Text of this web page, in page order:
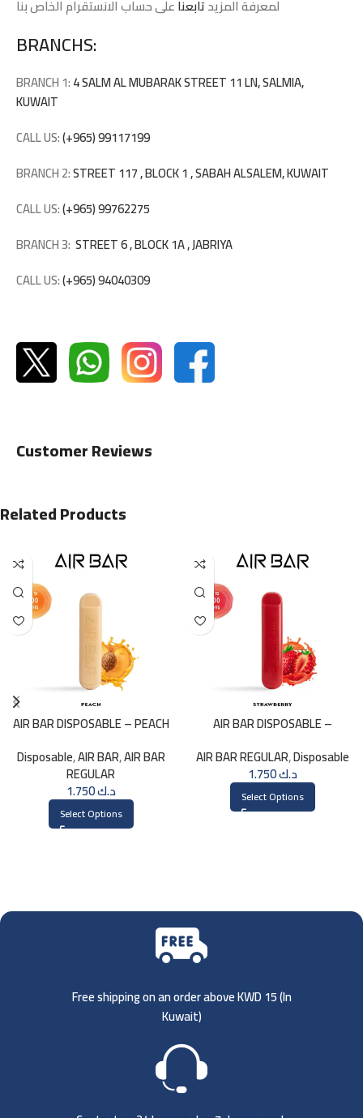
لمعرفة المزيدتابعناعلى حساب الانستقرام الخاص بنا
BRANCHS:
BRANCH 1:4 SALM AL MUBARAK STREET 11 LN, SALMIA,
KUWAIT
CALL US:(+965) 99117199
BRANCH 2:STREET 117 , BLOCK 1 , SABAH ALSALEM, KUWAIT
CALL US:(+965) 99762275
BRANCH 3: STREET 6 , BLOCK 1A , JABRIYA
CALL US:(+965) 94040309
Customer Reviews
Related Products
AIR BAR DISPOSABLE – PEACH
Disposable,AIR BAR,AIR BAR
REGULAR
د.ك1.750
Select Options
AIR BAR DISPOSABLE –
AIR BAR REGULAR,Disposable
د.ك1.750
Select Options
Free shipping on an order above KWD 15 (In
Kuwait)